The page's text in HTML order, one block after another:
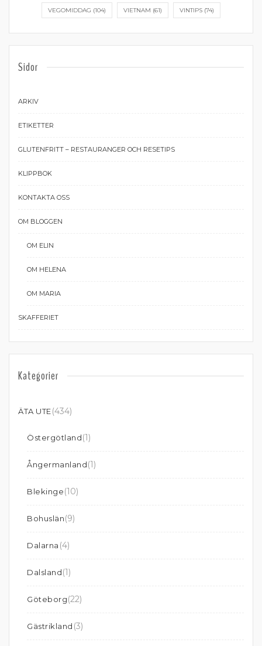
VEGOMIDDAG (104) VIETNAM (61) VINTIPS (74)
Sidor
ARKIV
ETIKETTER
GLUTENFRITT – RESTAURANGER OCH RESETIPS
KLIPPBOK
KONTAKTA OSS
OM BLOGGEN
OM ELIN
OM HELENA
OM MARIA
SKAFFERIET
Kategorier
ÄTA UTE(434)
Östergötland(1)
Ångermanland(1)
Blekinge(10)
Bohuslän(9)
Dalarna (4)
Dalsland(1)
Göteborg(22)
Gästrikland (3)